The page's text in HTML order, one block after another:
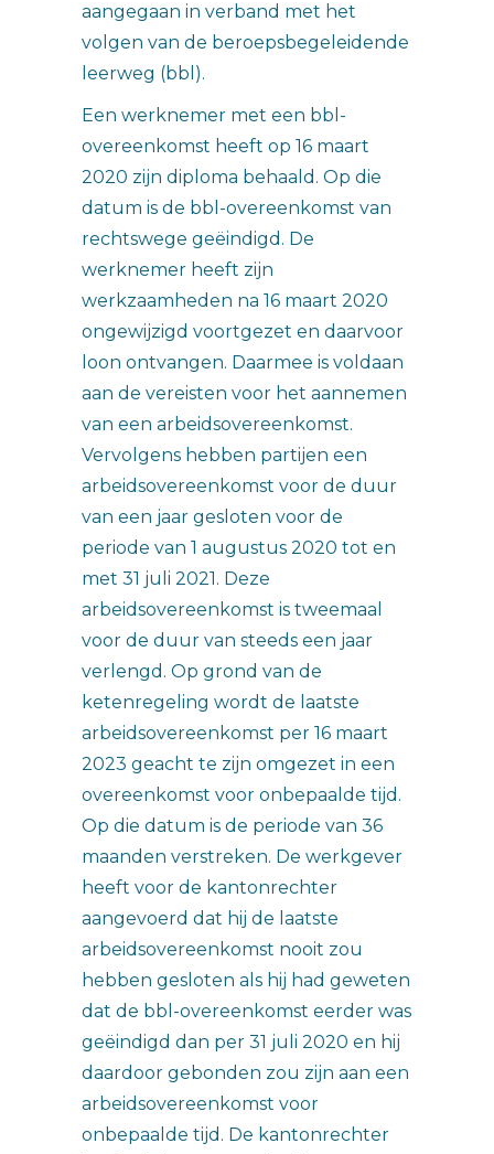
aangegaan in verband met het
volgen van de beroepsbegeleidende
leerweg (bbl).
Een werknemer met een bbl-
overeenkomst heeft op 16 maart
2020 zijn diploma behaald. Op die
datum is de bbl-overeenkomst van
rechtswege geëindigd. De
werknemer heeft zijn
werkzaamheden na 16 maart 2020
ongewijzigd voortgezet en daarvoor
loon ontvangen. Daarmee is voldaan
aan de vereisten voor het aannemen
van een arbeidsovereenkomst.
Vervolgens hebben partijen een
arbeidsovereenkomst voor de duur
van een jaar gesloten voor de
periode van 1 augustus 2020 tot en
met 31 juli 2021. Deze
arbeidsovereenkomst is tweemaal
voor de duur van steeds een jaar
verlengd. Op grond van de
ketenregeling wordt de laatste
arbeidsovereenkomst per 16 maart
2023 geacht te zijn omgezet in een
overeenkomst voor onbepaalde tijd.
Op die datum is de periode van 36
maanden verstreken. De werkgever
heeft voor de kantonrechter
aangevoerd dat hij de laatste
arbeidsovereenkomst nooit zou
hebben gesloten als hij had geweten
dat de bbl-overeenkomst eerder was
geëindigd dan per 31 juli 2020 en hij
daardoor gebonden zou zijn aan een
arbeidsovereenkomst voor
onbepaalde tijd. De kantonrechter